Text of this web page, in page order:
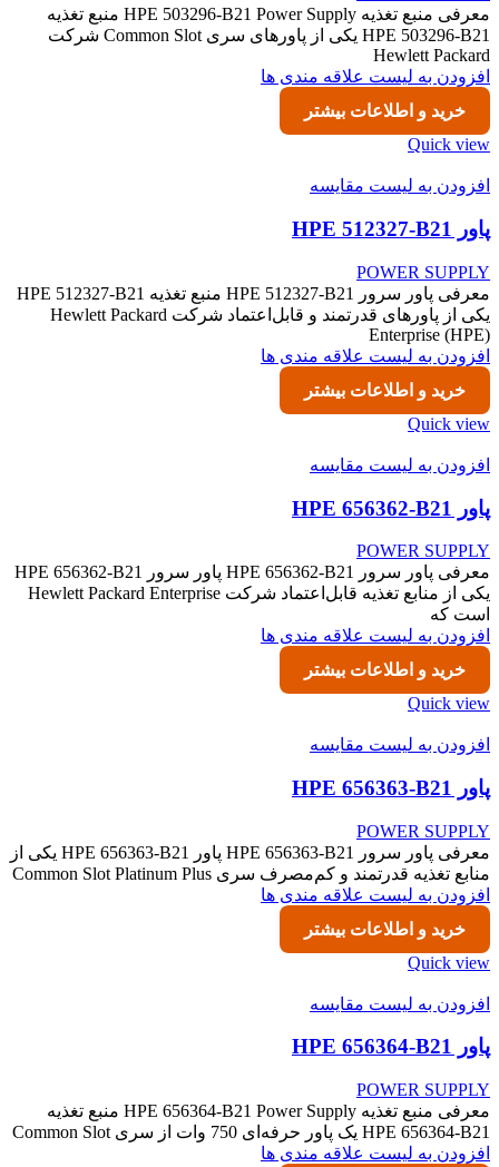
معرفی منبع تغذیه HPE 503296-B21 Power Supply منبع تغذیه
HPE 503296-B21 یکی از پاورهای سری Common Slot شرکت
Hewlett Packard
افزودن به لیست علاقه مندی ها
خرید و اطلاعات بیشتر
Quick view
افزودن به لیست مقایسه
پاور HPE 512327-B21
POWER SUPPLY
معرفی پاور سرور HPE 512327-B21 منبع تغذیه HPE 512327-B21
یکی از پاورهای قدرتمند و قابل‌اعتماد شرکت Hewlett Packard
Enterprise (HPE)
افزودن به لیست علاقه مندی ها
خرید و اطلاعات بیشتر
Quick view
افزودن به لیست مقایسه
پاور HPE 656362-B21
POWER SUPPLY
معرفی پاور سرور HPE 656362-B21 پاور سرور HPE 656362-B21
یکی از منابع تغذیه قابل‌اعتماد شرکت Hewlett Packard Enterprise
است که
افزودن به لیست علاقه مندی ها
خرید و اطلاعات بیشتر
Quick view
افزودن به لیست مقایسه
پاور HPE 656363-B21
POWER SUPPLY
معرفی پاور سرور HPE 656363-B21 پاور HPE 656363-B21 یکی از
منابع تغذیه قدرتمند و کم‌مصرف سری Common Slot Platinum Plus
افزودن به لیست علاقه مندی ها
خرید و اطلاعات بیشتر
Quick view
افزودن به لیست مقایسه
پاور HPE 656364-B21
POWER SUPPLY
معرفی منبع تغذیه HPE 656364-B21 Power Supply منبع تغذیه
HPE 656364-B21 یک پاور حرفه‌ای 750 وات از سری Common Slot
افزودن به لیست علاقه مندی ها